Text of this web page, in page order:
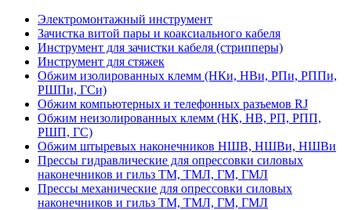
Электромонтажный инструмент
Зачистка витой пары и коаксиального кабеля
Инструмент для зачистки кабеля (стрипперы)
Инструмент для стяжек
Обжим изолированных клемм (НКи, НВи, РПи, РППи,
РШПи, ГСи)
Обжим компьютерных и телефонных разъемов RJ
Обжим неизолированных клемм (НК, НВ, РП, РПП,
РШП, ГС)
Обжим штыревых наконечников НШВ, НШВи, НШВи
Прессы гидравлические для опрессовки силовых
наконечников и гильз ТМ, ТМЛ, ГМ, ГМЛ
Прессы механические для опрессовки силовых
наконечников и гильз ТМ, ТМЛ, ГМ, ГМЛ